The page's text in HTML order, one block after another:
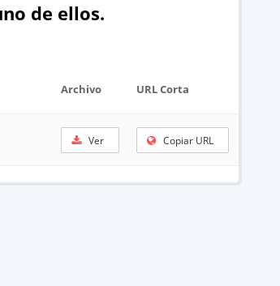
de ellos.
Archivo URL Corta
Ver Copiar URL